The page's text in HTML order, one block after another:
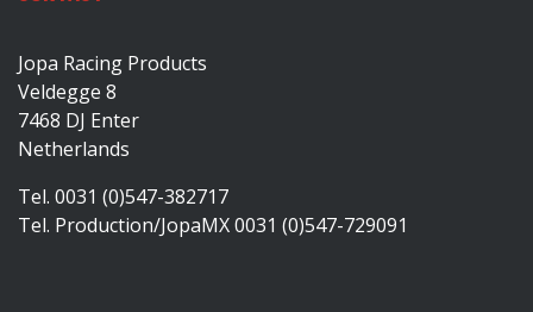
Jopa Racing Products
Veldegge 8
7468 DJ Enter
Netherlands
Tel. 0031 (0)547-382717
Tel. Production/JopaMX 0031 (0)547-729091